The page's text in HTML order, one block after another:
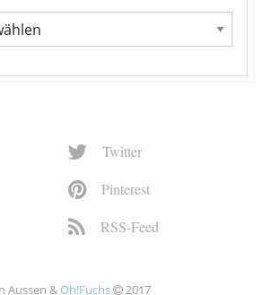
Twitter
Pinterest
RSS-Feed
Aussen & Oh!Fuchs 2017